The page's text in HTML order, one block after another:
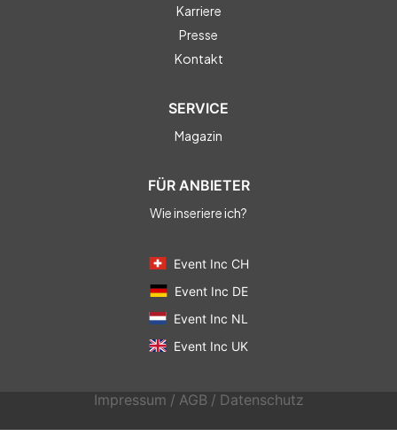
Karriere
Presse
Kontakt
SERVICE
Magazin
FÜR ANBIETER
Wie inseriere ich?
Event Inc CH
Event Inc DE
Event Inc NL
Event Inc UK
Impressum / AGB / Datenschutz